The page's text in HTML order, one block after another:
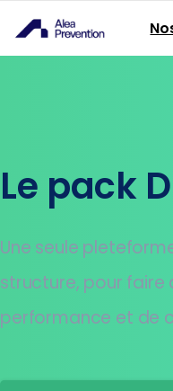
Le pack
Une seule
structure, pour faire
performance et de